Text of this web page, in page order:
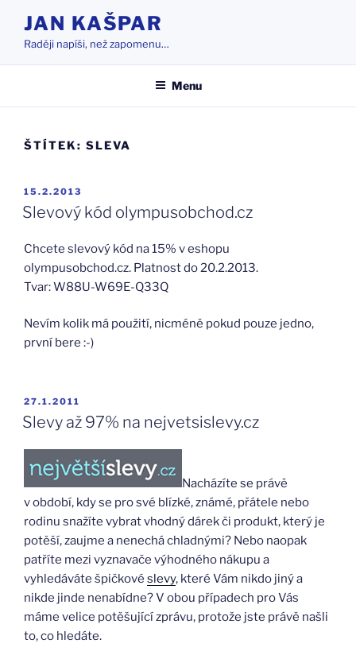
obsahu
webu
JAN KAŠPAR
Raději napíši, než zapomenu…
Menu
ŠTÍTEK: SLEVA
PUBLIKOVÁNO
15.2.2013
Slevový kód olympusobchod.cz
Chcete slevový kód na 15% v eshopu
olympusobchod.cz. Platnost do 20.2.2013.
Tvar: W88U-W69E-Q33Q
Nevím kolik má použití, nicméně pokud pouze jedno,
první bere :-)
PUBLIKOVÁNO
27.1.2011
Slevy až 97% na nejvetsislevy.cz
Nacházíte se právě
v období, kdy se pro své blízké, známé, přátele nebo
rodinu snažíte vybrat vhodný dárek či produkt, který je
potěší, zaujme a nenechá chladnými? Nebo naopak
patříte mezi vyznavače výhodného nákupu a
vyhledáváte špičkové slevy, které Vám nikdo jiný a
nikde jinde nenabídne? V obou případech pro Vás
máme velice potěšující zprávu, protože jste právě našli
to, co hledáte.